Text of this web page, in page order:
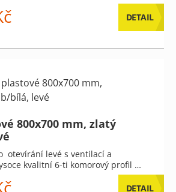
DETAIL
800x700 mm, zlatý
otevírání levé s ventilací a
kvalitní 6-ti komorový profil …
DETAIL